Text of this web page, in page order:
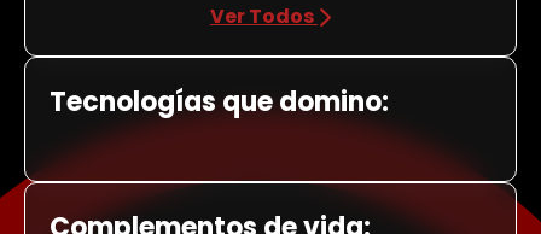
Ver Todos
Tecnologías que domino: